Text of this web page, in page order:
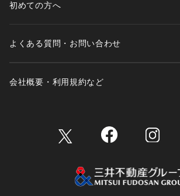
初めての方へ
よくある質問・お問い合わせ
会社概要・利用規約など